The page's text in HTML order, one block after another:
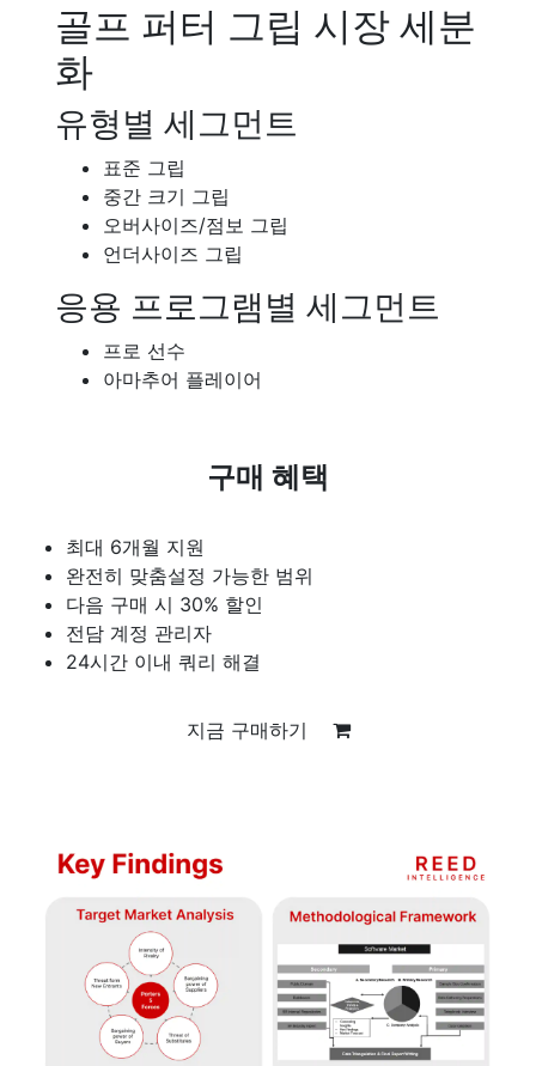
골프 퍼터 그립 시장 세분
화
유형별 세그먼트
표준 그립
중간 크기 그립
오버사이즈/점보 그립
언더사이즈 그립
응용 프로그램별 세그먼트
프로 선수
아마추어 플레이어
구매 혜택
최대 6개월 지원
완전히 맞춤설정 가능한 범위
다음 구매 시 30% 할인
전담 계정 관리자
24시간 이내 쿼리 해결
지금 구매하기